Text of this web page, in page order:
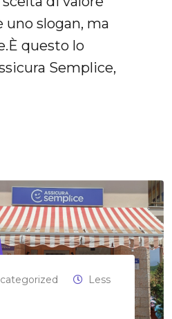
uno slogan, ma
questo lo
Semplice,
Less